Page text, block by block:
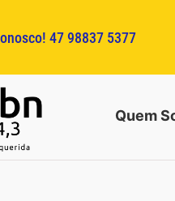
47 98837 5377
Quem